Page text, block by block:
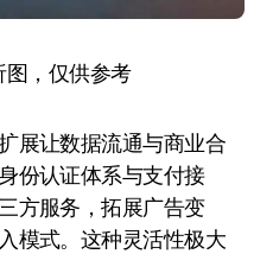
，仅供参考
展让数据流通与商业合
份认证体系与支付接
方服务，拓展广告变
模式。这种灵活性极大